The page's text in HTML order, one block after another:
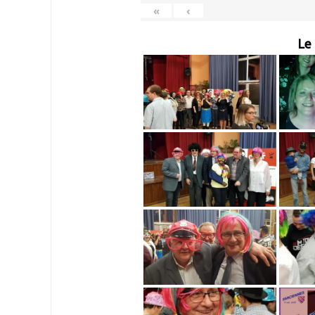
« ‹
Le